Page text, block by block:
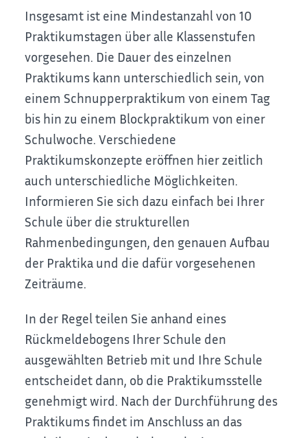
Insgesamt ist eine Mindestanzahl von 10
Praktikumstagen über alle Klassenstufen
vorgesehen. Die Dauer des einzelnen
Praktikums kann unterschiedlich sein, von
einem Schnupperpraktikum von einem Tag
bis hin zu einem Blockpraktikum von einer
Schulwoche. Verschiedene
Praktikumskonzepte eröffnen hier zeitlich
auch unterschiedliche Möglichkeiten.
Informieren Sie sich dazu einfach bei Ihrer
Schule über die strukturellen
Rahmenbedingungen, den genauen Aufbau
der Praktika und die dafür vorgesehenen
Zeiträume.
In der Regel teilen Sie anhand eines
Rückmeldebogens Ihrer Schule den
ausgewählten Betrieb mit und Ihre Schule
entscheidet dann, ob die Praktikumsstelle
genehmigt wird. Nach der Durchführung des
Praktikums findet im Anschluss an das